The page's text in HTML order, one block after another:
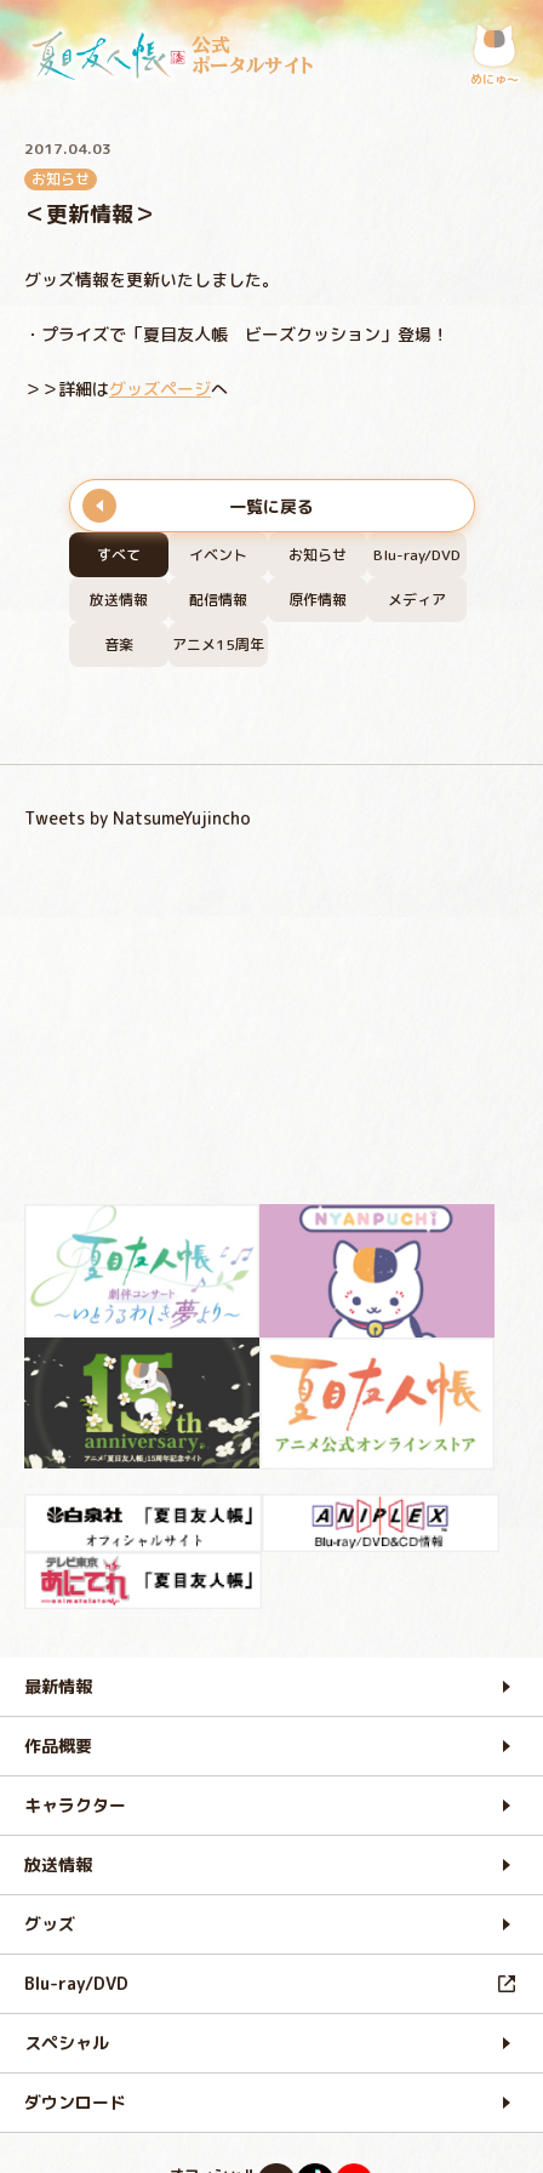
公式
ポータルサイト
めにゅ〜
すべて イベント お知らせ Blu-ray/DVD
放送情報 配信情報 原作情報 メディア
音楽 アニメ15周年
2017.04.03
お知らせ
＜更新情報＞
グッズ情報を更新いたしました。
・プライズで「夏目友人帳 ビーズクッション」登場！
＞＞詳細はグッズページへ
一覧に戻る
Tweets by NatsumeYujincho
最新情報
作品概要
キャラクター
放送情報
グッズ
Blu-ray/DVD
スペシャル
ダウンロード